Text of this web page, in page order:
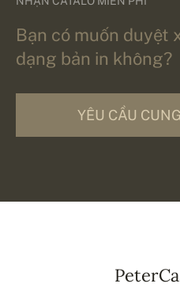
Bạn có muốn duyệt
dạng bản in không?
YÊU CẦU